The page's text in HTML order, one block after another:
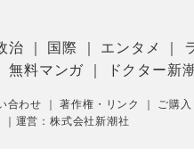
治 国際 エンタメ
無料マンガ ドクター新潮
合わせ ｜著作権・リンク ｜ ご購入
｜ 運営：株式会社新潮社